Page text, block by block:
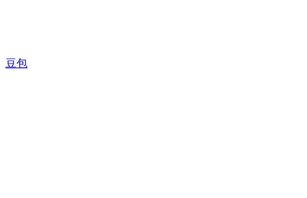
豆包